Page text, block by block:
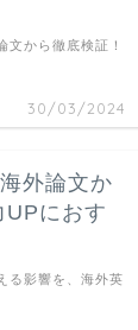
30/03/2024
から徹底検証！
外論文か
におす
る影響を、海外英